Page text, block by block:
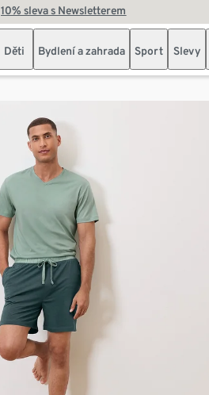
10% sleva s Newsletterem
Děti Bydlení a zahrada Sport Slevy